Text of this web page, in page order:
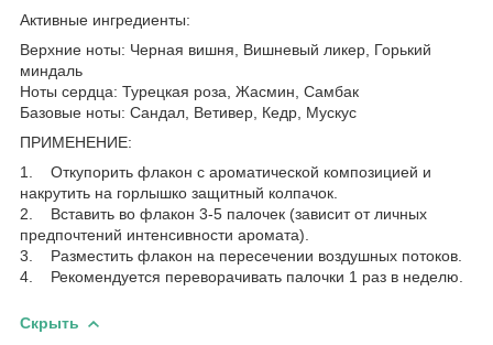
Активные ингредиенты:
Верхние ноты: Черная вишня, Вишневый ликер, Горький
миндаль
Ноты сердца: Турецкая роза, Жасмин, Самбак
Базовые ноты: Сандал, Ветивер, Кедр, Мускус
ПРИМЕНЕНИЕ:
1. Откупорить флакон с ароматической композицией и
накрутить на горлышко защитный колпачок.
2. Вставить во флакон 3-5 палочек (зависит от личных
предпочтений интенсивности аромата).
3. Разместить флакон на пересечении воздушных потоков.
4. Рекомендуется переворачивать палочки 1 раз в неделю.
Скрыть